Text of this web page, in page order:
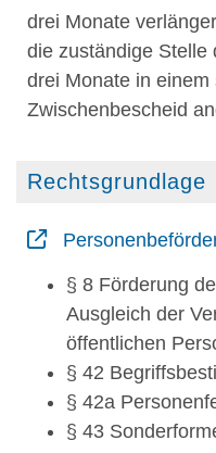
drei Monate
die zuständige Stelle
drei Monate in einem
Zwischenbescheid
Rechtsgrundlage
§ 8 Förderung
Ausgleich der
öffentlichen
§ 42
§ 42a
§ 43